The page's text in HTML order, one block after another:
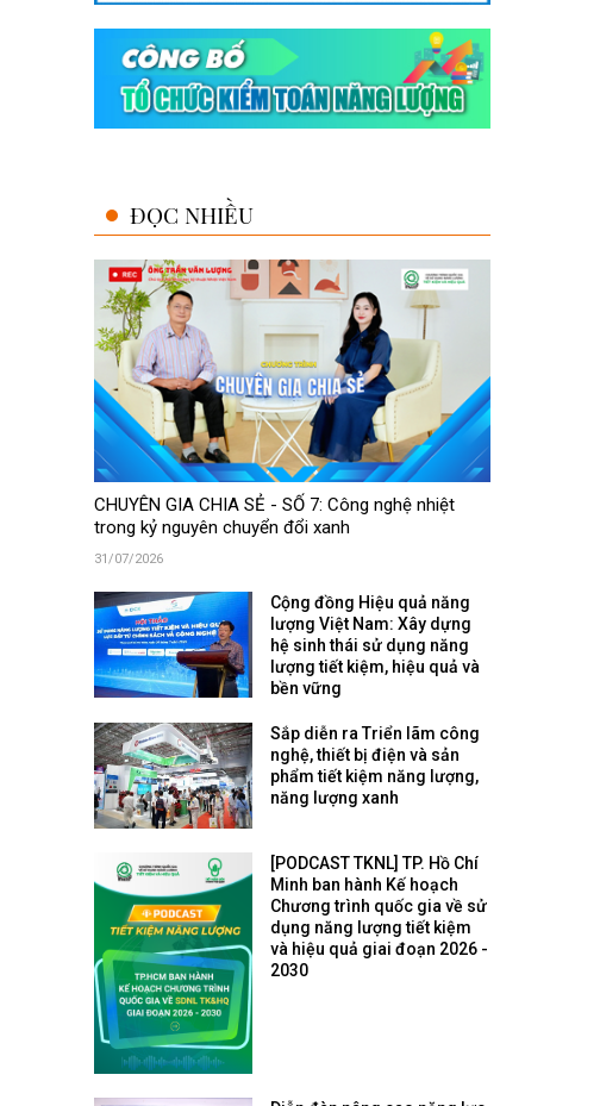
ĐỌC NHIỀU
CHUYÊN GIA CHIA SẺ - SỐ 7: Công nghệ nhiệt
trong kỷ nguyên chuyển đổi xanh
31/07/2026
Cộng đồng Hiệu quả năng
lượng Việt Nam: Xây dựng
hệ sinh thái sử dụng năng
lượng tiết kiệm, hiệu quả và
bền vững
Sắp diễn ra Triển lãm công
nghệ, thiết bị điện và sản
phẩm tiết kiệm năng lượng,
năng lượng xanh
[PODCAST TKNL] TP. Hồ Chí
Minh ban hành Kế hoạch
Chương trình quốc gia về sử
dụng năng lượng tiết kiệm
và hiệu quả giai đoạn 2026 -
2030